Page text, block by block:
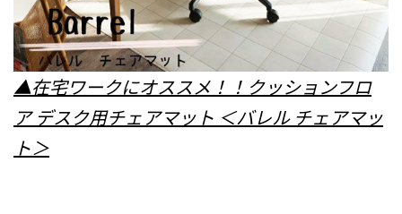
▲在宅ワークにオススメ！！クッションフロ
ア デスク用チェアマット ＜バレル チェアマッ
ト＞